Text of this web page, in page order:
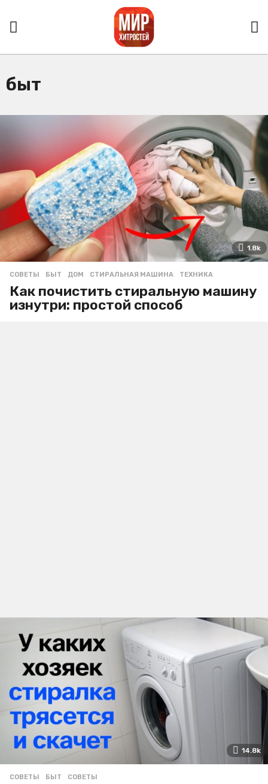
быт
1.8k
СОВЕТЫ БЫТ ,ДОМ ,СТИРАЛЬНАЯ МАШИНА ,ТЕХНИКА
Как почистить стиральную машину
изнутри: простой способ
14.8k
СОВЕТЫ БЫТ ,СОВЕТЫ